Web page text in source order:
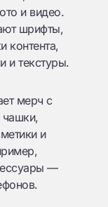
и видео.
шрифты,
контента,
и текстуры.
мерч с
и
—